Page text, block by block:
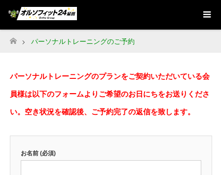
ホーム
パーソナルトレーニングのご予約
パーソナルトレーニングのプランをご契約いただいている会
員様は以下のフォームよりご希望のお日にちをお送りくださ
い。空き状況を確認後、ご予約完了の返信を致します。
お名前 (必須)